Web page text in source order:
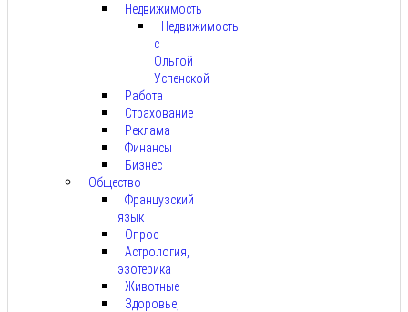
Недвижимость
Недвижимость
с
Ольгой
Успенской
Работа
Страхование
Реклама
Финансы
Бизнес
Общество
Французский
язык
Опрос
Астрология,
эзотерика
Животные
Здоровье,